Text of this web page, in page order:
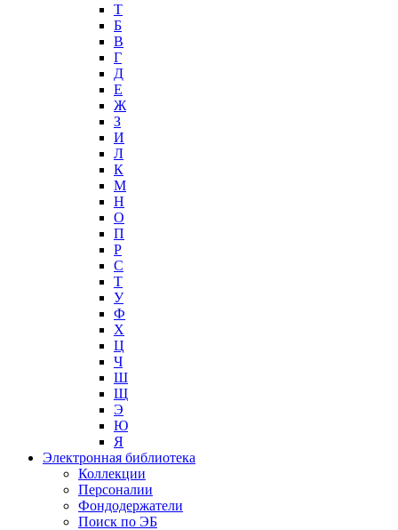
T
Б
В
Г
Д
Е
Ж
З
И
Л
К
М
Н
О
П
Р
С
Т
У
Ф
Х
Ц
Ч
Ш
Щ
Э
Ю
Я
Электронная библиотека
Коллекции
Персоналии
Фондодержатели
Поиск по ЭБ